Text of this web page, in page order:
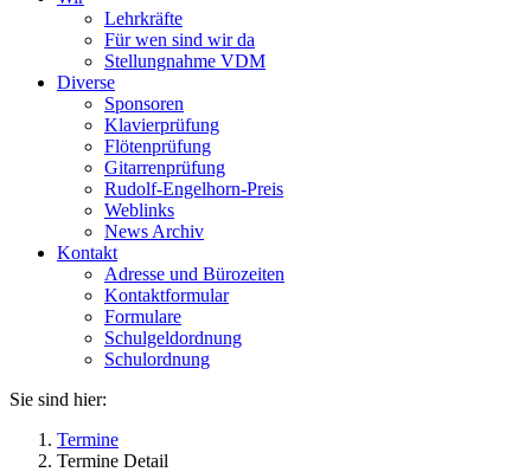
Lehrkräfte
Für wen sind wir da
Stellungnahme VDM
Diverse
Sponsoren
Klavierprüfung
Flötenprüfung
Gitarrenprüfung
Rudolf-Engelhorn-Preis
Weblinks
News Archiv
Kontakt
Adresse und Bürozeiten
Kontaktformular
Formulare
Schulgeldordnung
Schulordnung
Sie sind hier:
Termine
Termine Detail